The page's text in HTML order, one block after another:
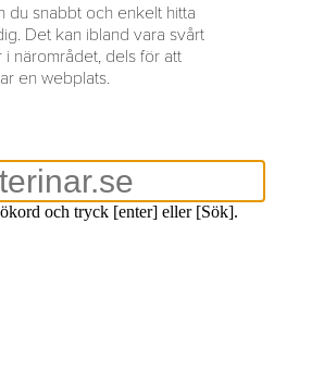
du snabbt och enkelt hitta
Det kan ibland vara svårt
i närområdet, dels för att
en webplats.
och tryck [enter] eller [Sök].